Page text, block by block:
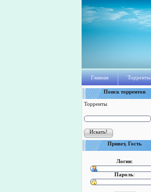
Главная Торренты
Поиск торрентов
Торренты
Привет, Гость
Логин:
Пароль: